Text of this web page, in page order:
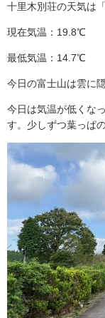
十里木別荘の天気は
現在気温：19.8℃
最低気温：14.7℃
今日の富士山は雲に
今日は気温が低くな
す。少しずつ葉っぱ